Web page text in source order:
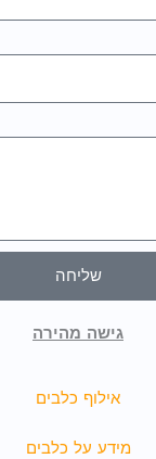
שליחה
גישה מהירה
אילוף כלבים
מידע על כלבים